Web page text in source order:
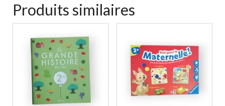
Produits similaires